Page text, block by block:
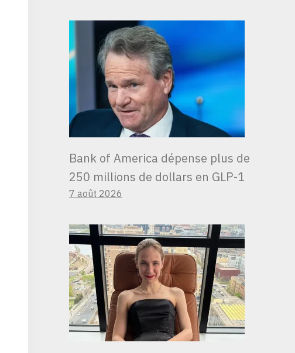
Bank of America dépense plus de
250 millions de dollars en GLP-1
7 août 2026